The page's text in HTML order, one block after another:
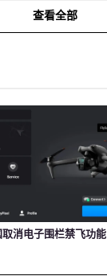
查看全部
消电子围栏禁飞功能